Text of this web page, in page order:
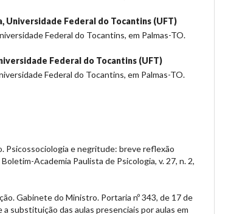
Universidade Federal do Tocantins (UFT)
Federal do Tocantins, em Palmas-TO.
Federal do Tocantins (UFT)
Federal do Tocantins, em Palmas-TO.
Psicossociologia e negritude: breve reflexão
Academia Paulista de Psicologia, v. 27, n. 2,
Gabinete do Ministro. Portaria nº 343, de 17 de
substituição das aulas presenciais por aulas em